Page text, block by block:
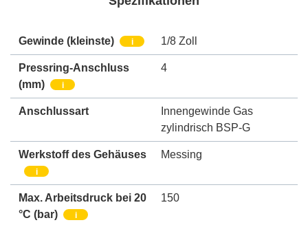
Gewinde (kleinste) i 1/8 Zoll
Pressring-Anschluss
(mm)
i
4
Anschlussart
Innengewinde Gas
zylindrisch BSP-G
Werkstoff des Gehäuses
i
Messing
Max. Arbeitsdruck bei 20
°C (bar)
i
150